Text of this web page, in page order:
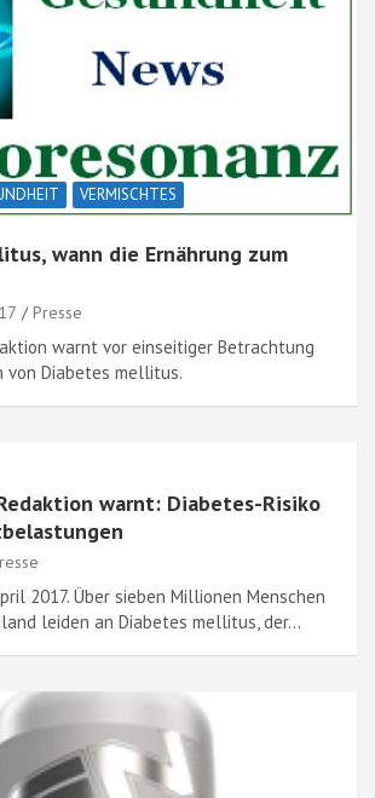
VERMISCHTES
wann die Ernährung zum
Presse
warnt vor einseitiger Betrachtung
von Diabetes mellitus.
warnt: Diabetes-Risiko
2017. Über sieben Millionen Menschen
leiden an Diabetes mellitus, der…